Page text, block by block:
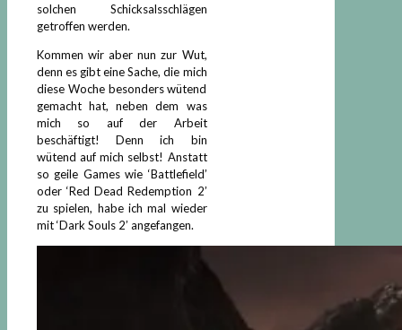
solchen Schicksalsschlägen
getroffen werden.
Kommen wir aber nun zur Wut,
denn es gibt eine Sache, die mich
diese Woche besonders wütend
gemacht hat, neben dem was
mich so auf der Arbeit
beschäftigt! Denn ich bin
wütend auf mich selbst! Anstatt
so geile Games wie ‘Battlefield’
oder ‘Red Dead Redemption 2’
zu spielen, habe ich mal wieder
mit ‘Dark Souls 2’ angefangen.